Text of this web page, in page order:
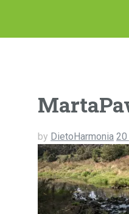
by DietoHarmonia 20